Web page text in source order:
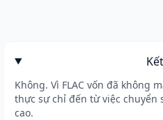
Không. Vì FLAC vốn đã không
thực sự chỉ đến từ việc
cao.